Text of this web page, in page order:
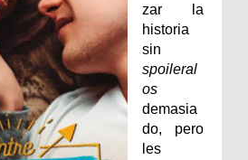
zar la
historia
sin
spoileral
os
demasia
do, pero
les